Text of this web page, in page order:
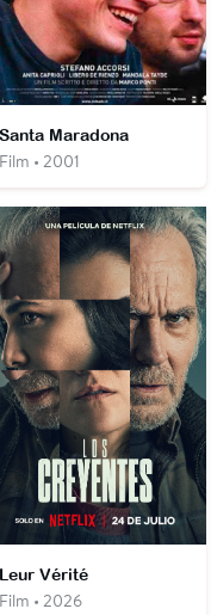
Maradona
• 2001
Vérité
• 2026